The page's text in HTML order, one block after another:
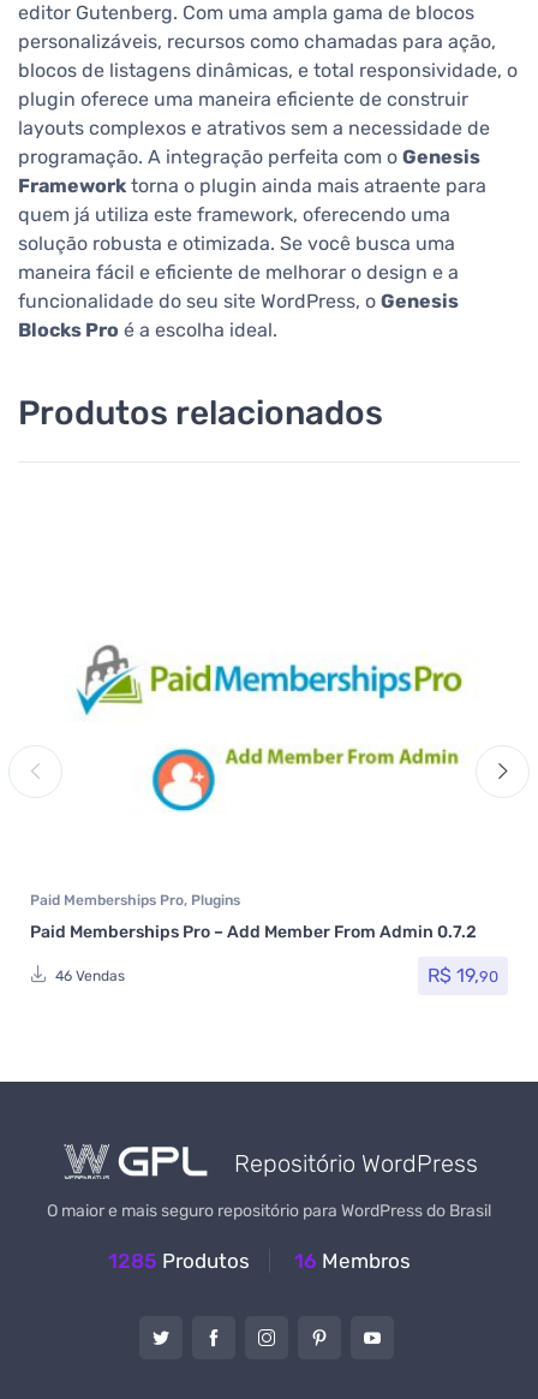
editor Gutenberg. Com uma ampla gama de blocos
personalizáveis, recursos como chamadas para ação,
blocos de listagens dinâmicas, e total responsividade, o
plugin oferece uma maneira eficiente de construir
layouts complexos e atrativos sem a necessidade de
programação. A integração perfeita com o Genesis
Framework torna o plugin ainda mais atraente para
quem já utiliza este framework, oferecendo uma
solução robusta e otimizada. Se você busca uma
maneira fácil e eficiente de melhorar o design e a
funcionalidade do seu site WordPress, o Genesis
Blocks Pro é a escolha ideal.
Produtos relacionados
Paid Memberships Pro, Plugins
Paid Memberships Pro – Add Member From Admin 0.7.2
46 Vendas R$ 19,90
Repositório WordPress
O maior e mais seguro repositório para WordPress do Brasil
1285 Produtos 16 Membros